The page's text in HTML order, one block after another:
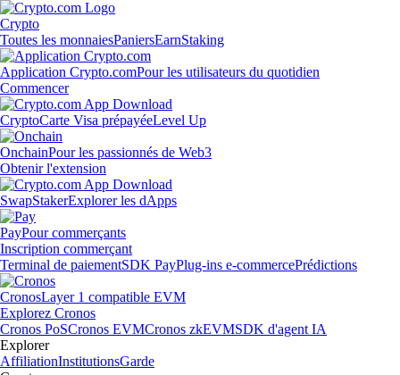
Crypto
Toutes les monnaiesPaniersEarnStaking
Application Crypto.comPour les utilisateurs du quotidien
Commencer
CryptoCarte Visa prépayéeLevel Up
OnchainPour les passionnés de Web3
Obtenir l'extension
SwapStakerExplorer les dApps
PayPour commerçants
Inscription commerçant
Terminal de paiementSDK PayPlug-ins e-commercePrédictions
CronosLayer 1 compatible EVM
Explorez Cronos
Cronos PoSCronos EVMCronos zkEVMSDK d'agent IA
Explorer
AffiliationInstitutionsGarde